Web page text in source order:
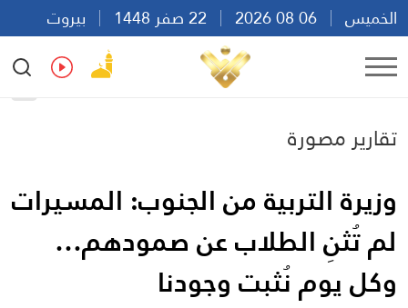
الخميس
بيروت
17:45
Ar
تقارير مصورة
وزيرة التربية من الجنوب: المسيرات
لم تُثنِ الطلاب عن صمودهم…
وكل يوم نُثبت وجودنا